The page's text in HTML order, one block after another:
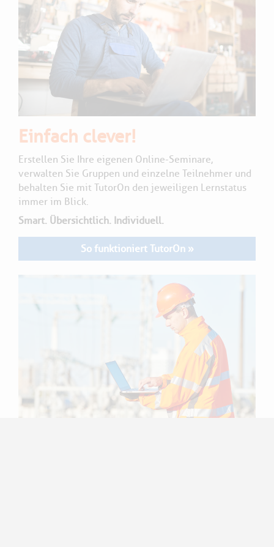
Einfach clever!
Erstellen Sie Ihre eigenen Online-Seminare,
verwalten Sie Gruppen und einzelne Teilnehmer und
behalten Sie mit TutorOn den jeweiligen Lernstatus
immer im Blick.
Smart. Übersichtlich. Individuell.
So funktioniert TutorOn